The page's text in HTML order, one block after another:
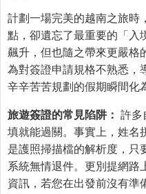
計劃一場完美的越南之旅時
點，卻遺忘了最重要的「入
飆升，但也隨之帶來更嚴格
為對簽證申請規格不熟悉，
辛辛苦苦規劃的假期瞬間化
旅遊簽證的常見陷阱： 許多
填就能過關。事實上，姓名
是護照掃描檔的解析度，只
系統無情退件。更別提網路
資訊，若您在出發前沒有準